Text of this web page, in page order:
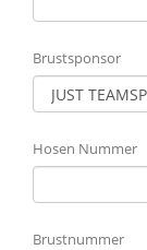
Brustsponsor
Hosen Nummer
Brustnummer